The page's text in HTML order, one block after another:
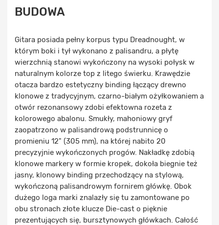
BUDOWA
Gitara posiada pełny korpus typu Dreadnought, w
którym boki i tył wykonano z palisandru, a płytę
wierzchnią stanowi wykończony na wysoki połysk w
naturalnym kolorze top z litego świerku. Krawędzie
otacza bardzo estetyczny binding łączący drewno
klonowe z tradycyjnym, czarno-białym ożyłkowaniem a
otwór rezonansowy zdobi efektowna rozeta z
kolorowego abalonu. Smukły, mahoniowy gryf
zaopatrzono w palisandrową podstrunnicę o
promieniu 12" (305 mm), na której nabito 20
precyzyjnie wykończonych progów. Nakładkę zdobią
klonowe markery w formie kropek, dokoła biegnie też
jasny, klonowy binding przechodzący na stylową,
wykończoną palisandrowym fornirem główkę. Obok
dużego loga marki znalazły się tu zamontowane po
obu stronach złote klucze Die-cast o pięknie
prezentujących się, bursztynowych główkach. Całość